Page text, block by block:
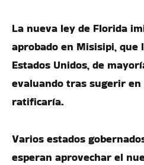
La nueva ley de Florida
aprobado en Misisipi, que
Estados Unidos, de
evaluando tras sugerir
ratificaría.
Varios estados
esperan aprovechar el